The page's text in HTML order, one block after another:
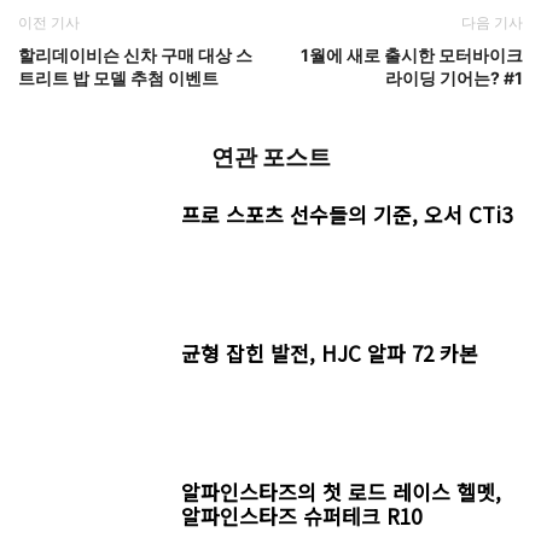
이전 기사
할리데이비슨 신차 구매 대상 스
트리트 밥 모델 추첨 이벤트
다음 기사
1월에 새로 출시한 모터바이크
라이딩 기어는? #1
연관 포스트
프로 스포츠 선수들의 기준, 오서 CTi3
균형 잡힌 발전, HJC 알파 72 카본
알파인스타즈의 첫 로드 레이스 헬멧,
알파인스타즈 슈퍼테크 R10